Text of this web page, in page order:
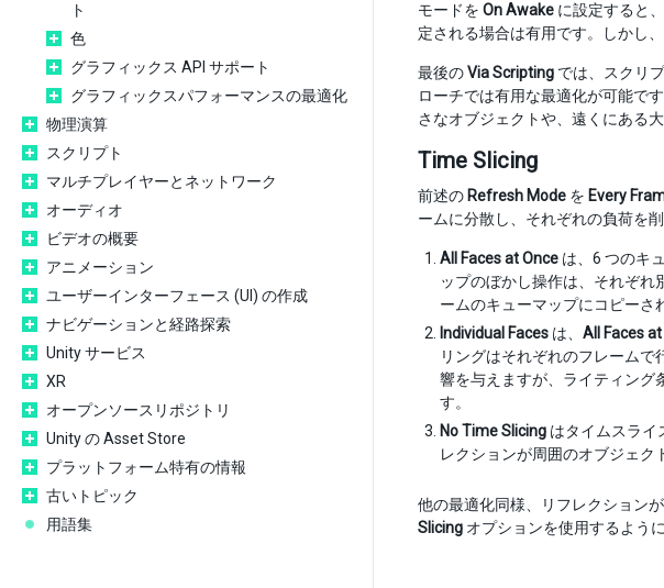
ト
色
グラフィックス API サポート
グラフィックスパフォーマンスの最適化
物理演算
スクリプト
マルチプレイヤーとネットワーク
オーディオ
ビデオの概要
アニメーション
ユーザーインターフェース (UI) の作成
ナビゲーションと経路探索
Unity サービス
XR
オープンソースリポジトリ
Unity の Asset Store
プラットフォーム特有の情報
古いトピック
用語集
モードを On Awake に設定すると
定される場合は有用です。しかし
最後のVia Scripting では、スクリ
ローチでは有用な最適化が可能で
さなオブジェクトや、遠くにある
Time Slicing
前述の Refresh Mode を Every
ームに分散し、それぞれの負荷を
All Faces at Once は、6 つのキ
ップのぼかし操作は、それぞ
ームのキューマップにコピーさ
Individual Faces は、 All Faces
リングはそれぞれのフレーム
響を与えますが、ライティング
す。
No Time Slicing はタイムスライ
レクションが周囲のオブジェク
他の最適化同様、リフレクション
Slicing オプションを使用するように